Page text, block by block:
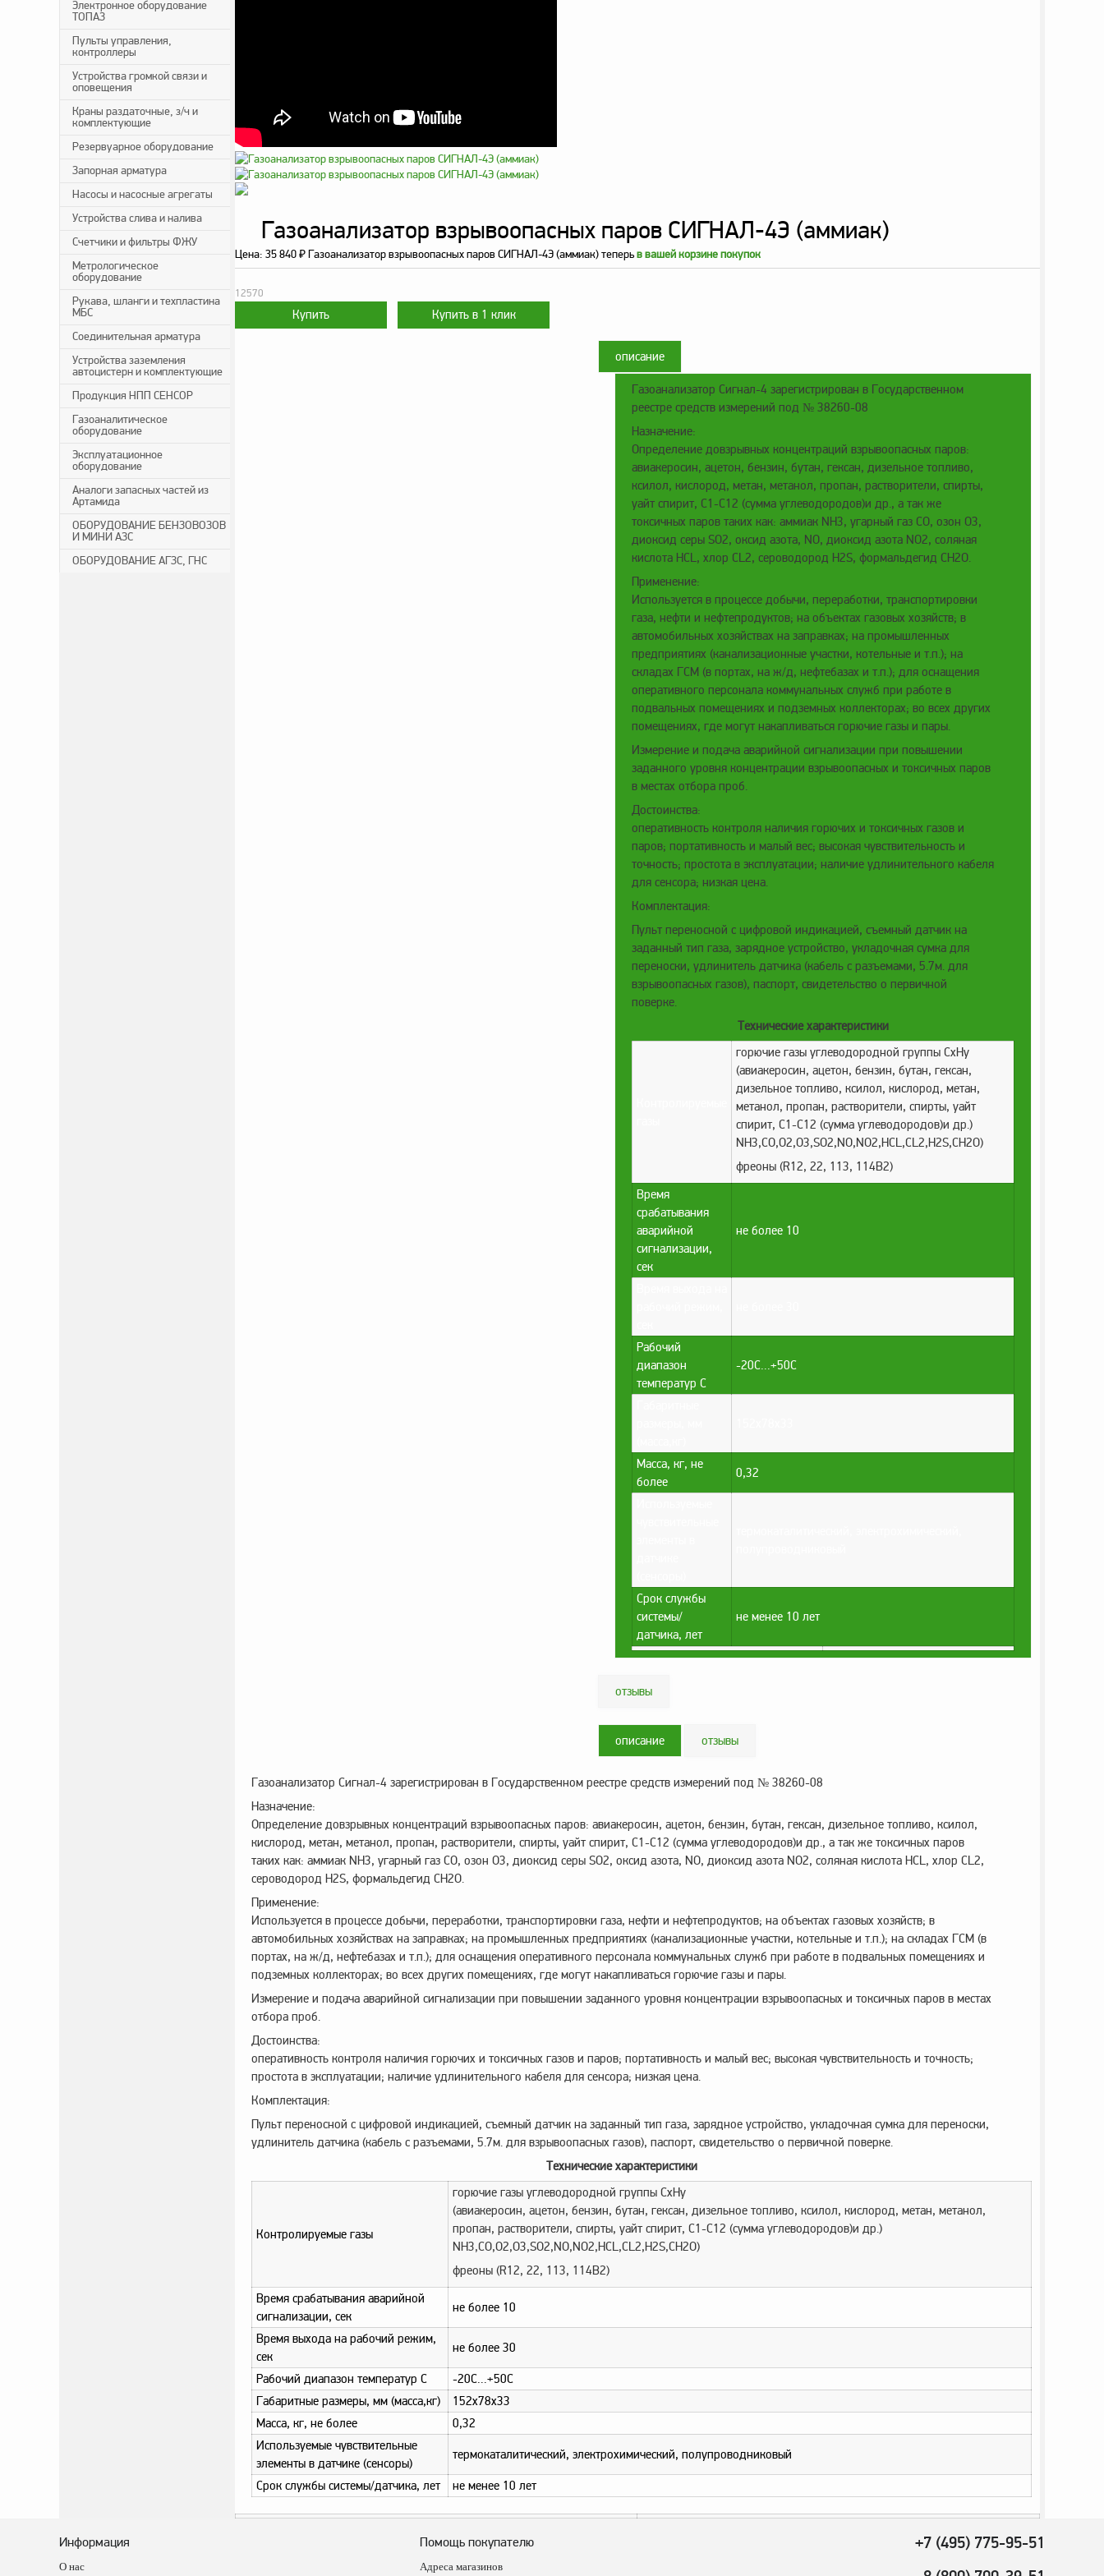
Электронное оборудование
ТОПАЗ
Пульты управления,
контроллеры
Устройства громкой связи и
оповещения
Краны раздаточные, з/ч и
комплектующие
Резервуарное оборудование
Запорная арматура
Насосы и насосные агрегаты
Устройства слива и налива
Счетчики и фильтры ФЖУ
Метрологическое
оборудование
Рукава, шланги и техпластина
МБС
Соединительная арматура
Устройства заземления
автоцистерн и комплектующие
Продукция НПП СЕНСОР
Газоаналитическое
оборудование
Эксплуатационное
оборудование
Аналоги запасных частей из
Артамида
ОБОРУДОВАНИЕ БЕНЗОВОЗОВ
И МИНИ АЗС
ОБОРУДОВАНИЕ АГЗС, ГНС
Газоанализатор взрывоопасных паров СИГНАЛ-4Э (аммиак)
Цена: 35 840₽Газоанализатор взрывоопасных паров СИГНАЛ-4Э (аммиак) теперьв вашей корзине покупок
12570
описание
Газоанализатор Сигнал-4 зарегистрирован в Государственном
реестре средств измерений под № 38260-08
Назначение:
Определение довзрывных концентраций взрывоопасных паров:
авиакеросин, ацетон, бензин, бутан, гексан, дизельное топливо,
ксилол, кислород, метан, метанол, пропан, растворители, спирты,
уайт спирит, С1-С12 (сумма углеводородов)и др., а так же
токсичных паров таких как: аммиак NH3, угарный газ CO, озон O3,
диоксид серы SO2, оксид азота, NO, диоксид азота NO2, соляная
кислота HCL, хлор CL2, сероводород H2S, формальдегид CH2O.
Применение:
Используется в процессе добычи, переработки, транспортировки
газа, нефти и нефтепродуктов; на объектах газовых хозяйств; в
автомобильных хозяйствах на заправках; на промышленных
предприятиях (канализационные участки, котельные и т.п.); на
складах ГСМ (в портах, на ж/д, нефтебазах и т.п.); для оснащения
оперативного персонала коммунальных служб при работе в
подвальных помещениях и подземных коллекторах; во всех других
помещениях, где могут накапливаться горючие газы и пары.
Измерение и подача аварийной сигнализации при повышении
заданного уровня концентрации взрывоопасных и токсичных паров
в местах отбора проб.
Достоинства:
оперативность контроля наличия горючих и токсичных газов и
паров; портативность и малый вес; высокая чувствительность и
точность; простота в эксплуатации; наличие удлинительного кабеля
для сенсора; низкая цена.
Комплектация:
Пульт переносной с цифровой индикацией, съемный датчик на
заданный тип газа, зарядное устройство, укладочная сумка для
переноски, удлинитель датчика (кабель с разъемами, 5.7м. для
взрывоопасных газов), паспорт, свидетельство о первичной
поверке.
Технические характеристики
горючие газы углеводородной группы CxHy
(авиакеросин, ацетон, бензин, бутан, гексан,
дизельное топливо, ксилол, кислород, метан,
метанол, пропан, растворители, спирты, уайт
спирит, С1-С12 (сумма углеводородов)и др.)
NH3,CO,O2,O3,SO2,NO,NO2,HCL,CL2,H2S,CH2O)
фреоны (R12, 22, 113, 114B2)
Время
срабатывания
аварийной
сигнализации,
сек
не более 10
Рабочий
диапазон
температур С
-20С…+50С
Масса, кг, не
более
0,32
Срок службы
системы/
датчика, лет
не менее 10 лет
отзывы
описание отзывы
Газоанализатор Сигнал-4 зарегистрирован в Государственном реестре средств измерений под № 38260-08
Назначение:
Определение довзрывных концентраций взрывоопасных паров: авиакеросин, ацетон, бензин, бутан, гексан, дизельное топливо, ксилол,
кислород, метан, метанол, пропан, растворители, спирты, уайт спирит, С1-С12 (сумма углеводородов)и др., а так же токсичных паров
таких как: аммиак NH3, угарный газ CO, озон O3, диоксид серы SO2, оксид азота, NO, диоксид азота NO2, соляная кислота HCL, хлор CL2,
сероводород H2S, формальдегид CH2O.
Применение:
Используется в процессе добычи, переработки, транспортировки газа, нефти и нефтепродуктов; на объектах газовых хозяйств; в
автомобильных хозяйствах на заправках; на промышленных предприятиях (канализационные участки, котельные и т.п.); на складах ГСМ (в
портах, на ж/д, нефтебазах и т.п.); для оснащения оперативного персонала коммунальных служб при работе в подвальных помещениях и
подземных коллекторах; во всех других помещениях, где могут накапливаться горючие газы и пары.
Измерение и подача аварийной сигнализации при повышении заданного уровня концентрации взрывоопасных и токсичных паров в местах
отбора проб.
Достоинства:
оперативность контроля наличия горючих и токсичных газов и паров; портативность и малый вес; высокая чувствительность и точность;
простота в эксплуатации; наличие удлинительного кабеля для сенсора; низкая цена.
Комплектация:
Пульт переносной с цифровой индикацией, съемный датчик на заданный тип газа, зарядное устройство, укладочная сумка для переноски,
удлинитель датчика (кабель с разъемами, 5.7м. для взрывоопасных газов), паспорт, свидетельство о первичной поверке.
Технические характеристики
Контролируемые газы
горючие газы углеводородной группы CxHy
(авиакеросин, ацетон, бензин, бутан, гексан, дизельное топливо, ксилол, кислород, метан, метанол,
пропан, растворители, спирты, уайт спирит, С1-С12 (сумма углеводородов)и др.)
NH3,CO,O2,O3,SO2,NO,NO2,HCL,CL2,H2S,CH2O)
фреоны (R12, 22, 113, 114B2)
Время срабатывания аварийной
сигнализации, сек
не более 10
Время выхода на рабочий режим,
сек
не более 30
Рабочий диапазон температур С
-20С…+50С
Габаритные размеры, мм (масса,кг)
152х78х33
Масса, кг, не более
0,32
Используемые чувствительные
элементы в датчике (сенсоры)
термокаталитический, электрохимический, полупроводниковый
Срок службы системы/датчика, лет не менее 10 лет
Информация
О нас
Помощь покупателю
Адреса магазинов
+7 (495) 775-95-51